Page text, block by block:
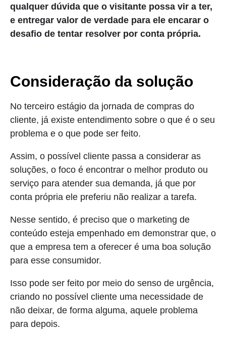
qualquer dúvida que o visitante possa vir a ter,
e entregar valor de verdade para ele encarar o
desafio de tentar resolver por conta própria.
Consideração da solução
No terceiro estágio da jornada de compras do
cliente, já existe entendimento sobre o que é o seu
problema e o que pode ser feito.
Assim, o possível cliente passa a considerar as
soluções, o foco é encontrar o melhor produto ou
serviço para atender sua demanda, já que por
conta própria ele preferiu não realizar a tarefa.
Nesse sentido, é preciso que o marketing de
conteúdo esteja empenhado em demonstrar que, o
que a empresa tem a oferecer é uma boa solução
para esse consumidor.
Isso pode ser feito por meio do senso de urgência,
criando no possível cliente uma necessidade de
não deixar, de forma alguma, aquele problema
para depois.